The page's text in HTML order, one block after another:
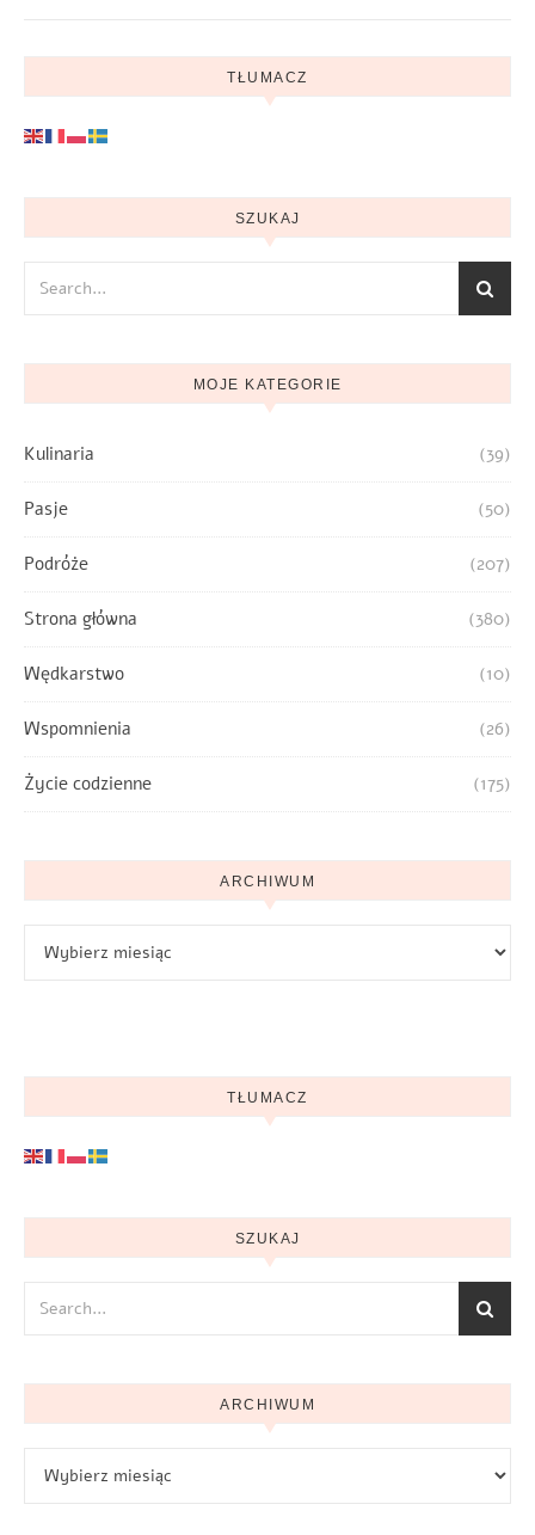
TŁUMACZ
SZUKAJ
MOJE KATEGORIE
Kulinaria (39)
Pasje (50)
Podróże (207)
Strona główna (380)
Wędkarstwo (10)
Wspomnienia (26)
Życie codzienne (175)
ARCHIWUM
TŁUMACZ
SZUKAJ
ARCHIWUM